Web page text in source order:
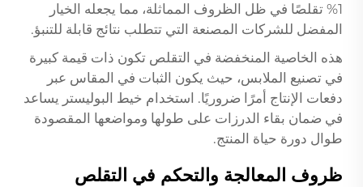
1% تقلصًا في ظل الظروف المماثلة، مما يجعله الخيار
المفضل للشركات المصنعة التي تتطلب نتائج قابلة للتنبؤ.
هذه الخاصية المنخفضة في التقلص تكون ذات قيمة كبيرة
في تصنيع الملابس، حيث يكون الثبات في المقاس عبر
دفعات الإنتاج أمرًا ضروريًا. استخدام خيط البوليستر يساعد
في ضمان بقاء الدرزات على طولها ومواضعها المقصودة
طوال دورة حياة المنتج.
ظروف المعالجة والتحكم في التقلص